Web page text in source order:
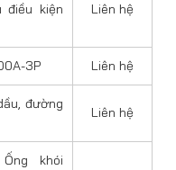
điều kiện
Liên hệ
3P Liên hệ
đường
Liên hệ
khói